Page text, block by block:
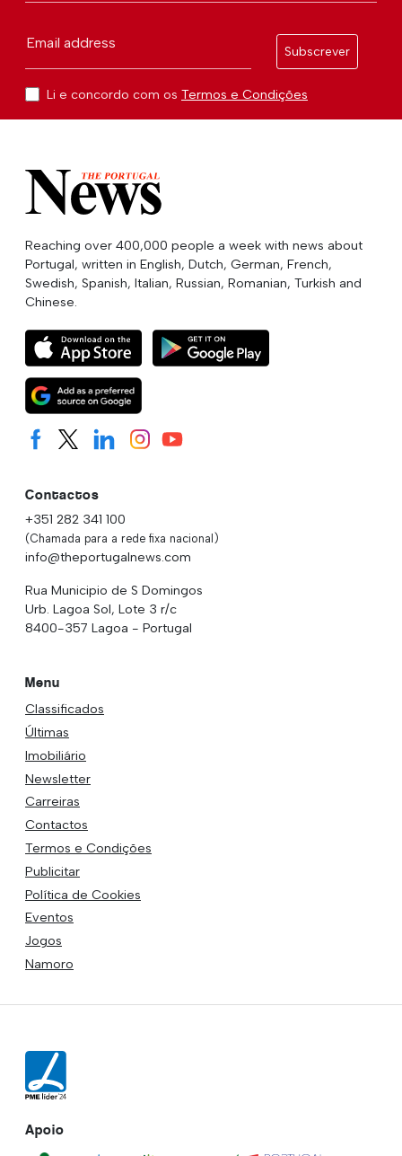
Email address
Subscrever
Li e concordo com os Termos e Condições
Reaching over 400,000 people a week with news about
Portugal, written in English, Dutch, German, French,
Swedish, Spanish, Italian, Russian, Romanian, Turkish and
Chinese.
Contactos
+351 282 341 100
(Chamada para a rede fixa nacional)
info@theportugalnews.com
Rua Municipio de S Domingos
Urb. Lagoa Sol, Lote 3 r/c
8400-357 Lagoa - Portugal
Menu
Classificados
Últimas
Imobiliário
Newsletter
Carreiras
Contactos
Termos e Condições
Publicitar
Política de Cookies
Eventos
Jogos
Namoro
Apoio